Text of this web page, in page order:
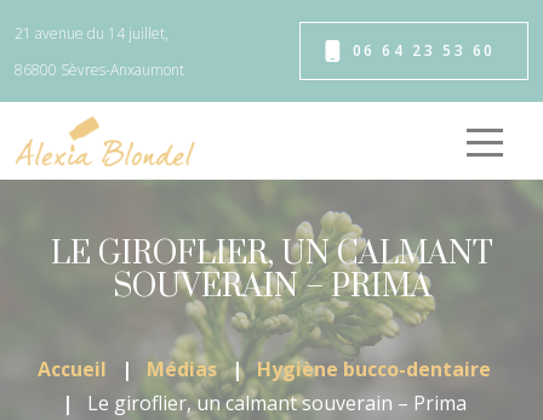
21 avenue du 14 juillet,
86800 Sèvres-Anxaumont
06 64 23 53 60
LE GIROFLIER, UN CALMANT
SOUVERAIN – PRIMA
Accueil Médias
Hygiène bucco-dentaire
Le giroflier, un calmant souverain – Prima